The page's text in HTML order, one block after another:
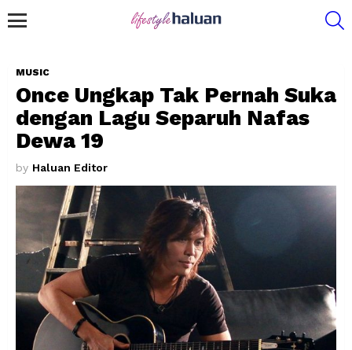
MUSIC
Once Ungkap Tak Pernah Suka
dengan Lagu Separuh Nafas
Dewa 19
by Haluan Editor